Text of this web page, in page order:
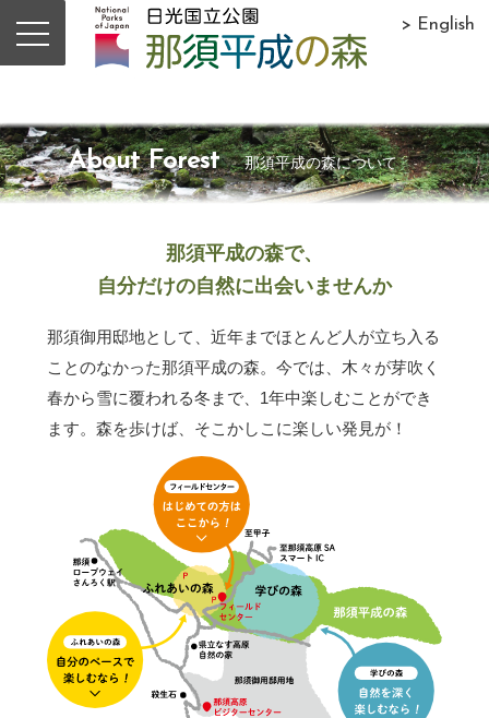
> English
About Forest 那須平成の森について
那須平成の森で、
自分だけの自然に出会いませんか
那須御用邸地として、近年までほとんど人が立ち入る
ことのなかった那須平成の森。今では、木々が芽吹く
春から雪に覆われる冬まで、1年中楽しむことができ
ます。森を歩けば、そこかしこに楽しい発見が！